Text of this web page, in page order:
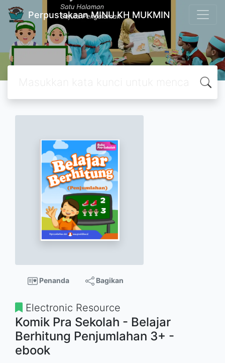
Perpustakaan MINU KH MUKMIN
Penanda Bagikan
Electronic Resource
Komik Pra Sekolah - Belajar
Berhitung Penjumlahan 3+ -
ebook